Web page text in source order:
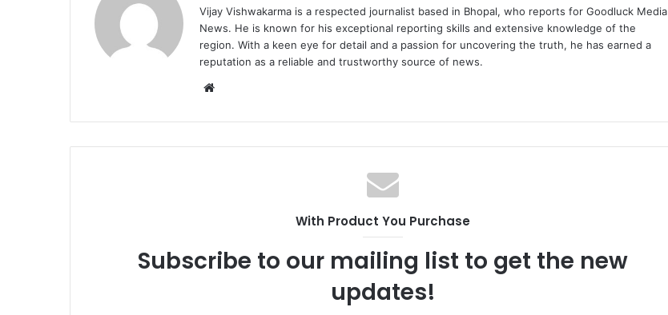
Vijay Vishwakarma is a respected journalist based in Bhopal, who reports for Goodluck Media
News. He is known for his exceptional reporting skills and extensive knowledge of the
region. With a keen eye for detail and a passion for uncovering the truth, he has earned a
reputation as a reliable and trustworthy source of news.
Website
With Product You Purchase
Subscribe to our mailing list to get the new
updates!